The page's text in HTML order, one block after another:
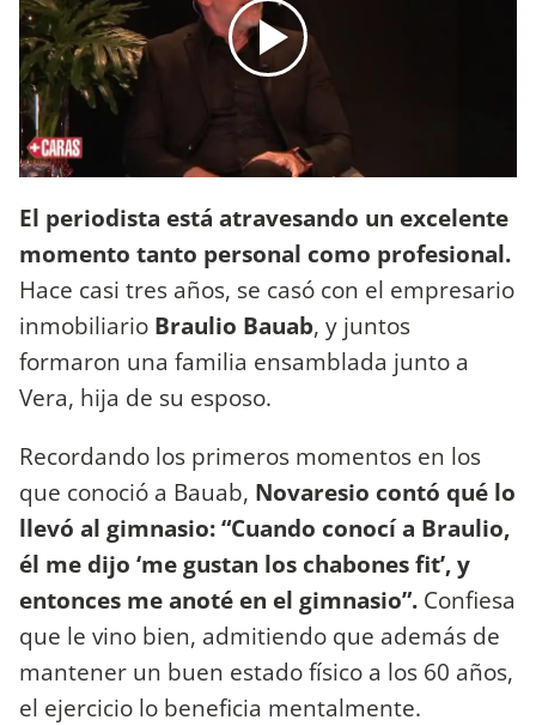
El periodista está atravesando un excelente
momento tanto personal como profesional.
Hace casi tres años, se casó con el empresario
inmobiliario Braulio Bauab, y juntos
formaron una familia ensamblada junto a
Vera, hija de su esposo.
Recordando los primeros momentos en los
que conoció a Bauab, Novaresio contó qué lo
llevó al gimnasio:“Cuando conocí a Braulio,
él me dijo ‘me gustan los chabones fit’, y
entonces me anoté en el gimnasio”. Confiesa
que le vino bien, admitiendo que además de
mantener un buen estado físico a los 60 años,
el ejercicio lo beneficia mentalmente.